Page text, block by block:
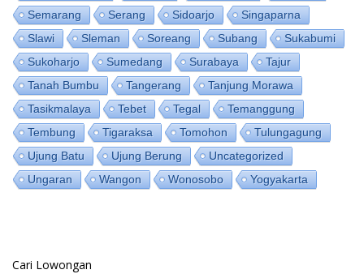
Semarang
Serang Sidoarjo
Singaparna
Slawi
Sleman Soreang Subang
Sukabumi
Sukoharjo
Sumedang Surabaya
Tajur
Tanah Bumbu
Tangerang
Tanjung Morawa
Tasikmalaya
Tebet Tegal
Temanggung
Tembung
Tigaraksa Tomohon
Tulungagung
Ujung Batu
Ujung Berung
Uncategorized
Ungaran
Wangon Wonosobo Yogyakarta
Cari Lowongan